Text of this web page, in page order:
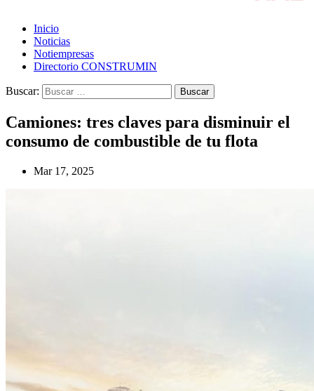
Inicio
Noticias
Notiempresas
Directorio CONSTRUMIN
Buscar:
Camiones: tres claves para disminuir el
consumo de combustible de tu flota
Mar 17, 2025